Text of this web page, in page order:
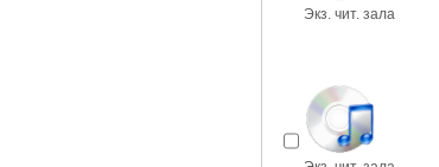
Экз. чит. зала